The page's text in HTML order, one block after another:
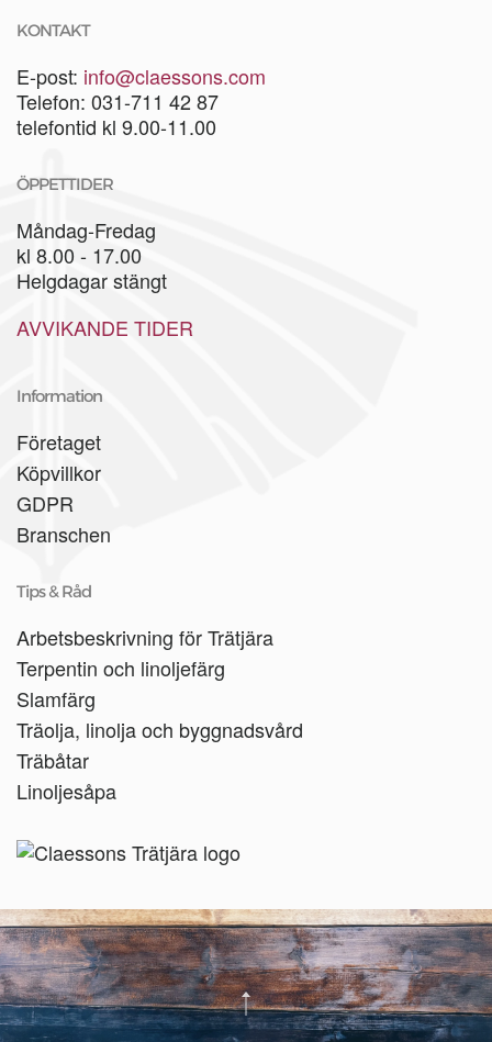
KONTAKT
E-post: info@claessons.com
Telefon: 031-711 42 87
telefontid kl 9.00-11.00
ÖPPETTIDER
Måndag-Fredag
kl 8.00 - 17.00
Helgdagar stängt
AVVIKANDE TIDER
Information
Företaget
Köpvillkor
GDPR
Branschen
Tips & Råd
Arbetsbeskrivning för Trätjära
Terpentin och linoljefärg
Slamfärg
Träolja, linolja och byggnadsvård
Träbåtar
Linoljesåpa